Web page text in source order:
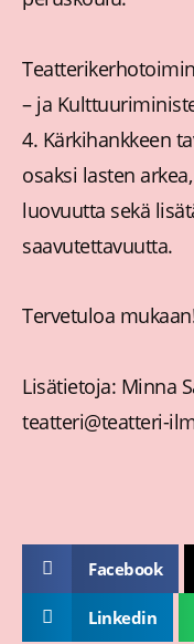
– ja
4. Kärkihankkeen
osaksi lasten
luovuutta sekä
saavutettavuutta.
Tervetuloa
Lisätietoja: Minna
teatteri@teatteri-
Facebook
Linkedin